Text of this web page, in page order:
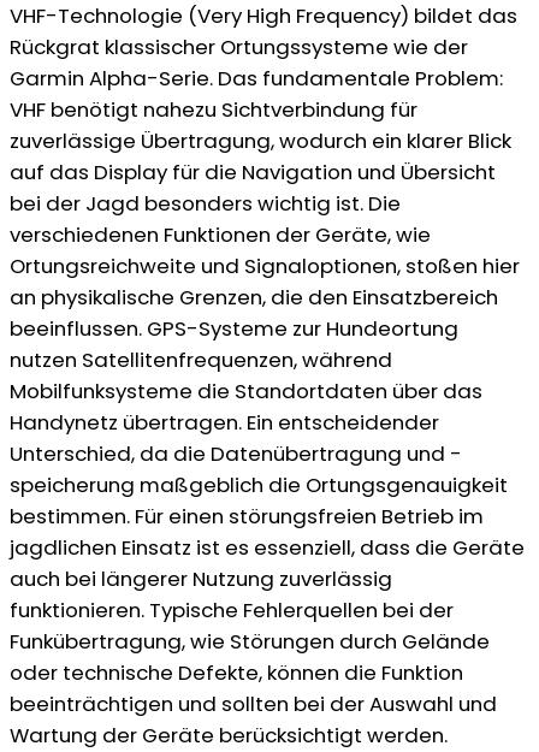
VHF-Technologie (Very High Frequency) bildet das
Rückgrat klassischer Ortungssysteme wie der
Garmin Alpha-Serie. Das fundamentale Problem:
VHF benötigt nahezu Sichtverbindung für
zuverlässige Übertragung, wodurch ein klarer Blick
auf das Display für die Navigation und Übersicht
bei der Jagd besonders wichtig ist. Die
verschiedenen Funktionen der Geräte, wie
Ortungsreichweite und Signaloptionen, stoßen hier
an physikalische Grenzen, die den Einsatzbereich
beeinflussen. GPS-Systeme zur Hundeortung
nutzen Satellitenfrequenzen, während
Mobilfunksysteme die Standortdaten über das
Handynetz übertragen. Ein entscheidender
Unterschied, da die Datenübertragung und -
speicherung maßgeblich die Ortungsgenauigkeit
bestimmen. Für einen störungsfreien Betrieb im
jagdlichen Einsatz ist es essenziell, dass die Geräte
auch bei längerer Nutzung zuverlässig
funktionieren. Typische Fehlerquellen bei der
Funkübertragung, wie Störungen durch Gelände
oder technische Defekte, können die Funktion
beeinträchtigen und sollten bei der Auswahl und
Wartung der Geräte berücksichtigt werden.